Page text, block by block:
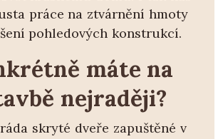
práce na ztvárnění hmoty
pohledových konstrukcí.
máte na
nejraději?
skryté dveře zapuštěné v